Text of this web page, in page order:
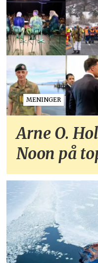
MENINGER
Arne O.
Noon på